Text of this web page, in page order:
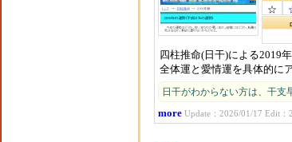
☆
四柱推命(日干)による2019年
全体運と愛情運を具体的に
日干がわからない方は、干支
more Update：2026/01/17 Edit：